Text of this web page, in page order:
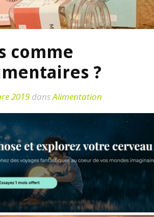
comme
?
2019 dansAlimentation